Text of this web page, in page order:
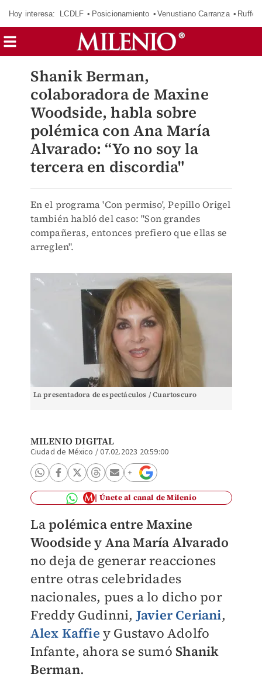
Hoy interesa: LCDLF Posicionamiento Venustiano Carranza Ruffo
Shanik Berman,
colaboradora de Maxine
Woodside, habla sobre
polémica con Ana María
Alvarado: “Yo no soy la
tercera en discordia"
En el programa 'Con permiso', Pepillo Origel
también habló del caso: "Son grandes
compañeras, entonces prefiero que ellas se
arreglen".
La presentadora de espectáculos / Cuartoscuro
MILENIO DIGITAL
Ciudad de México /07.02.2023 20:59:00
Únete al canal de Milenio
Lapolémica entre Maxine
Woodside y Ana María Alvarado
no deja de generar reacciones
entre otras celebridades
nacionales, pues a lo dicho por
Freddy Gudinni, Javier Ceriani,
Alex Kaffie y Gustavo Adolfo
Infante, ahora se sumó Shanik
Berman.